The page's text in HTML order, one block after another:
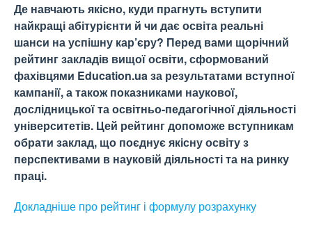
Де навчають якісно, куди прагнуть вступити
найкращі абітурієнти й чи дає освіта реальні
шанси на успішну кар’єру? Перед вами щорічний
рейтинг закладів вищої освіти, сформований
фахівцями Education.ua за результатами вступної
кампанії, а також показниками наукової,
дослідницької та освітньо-педагогічної діяльності
університетів. Цей рейтинг допоможе вступникам
обрати заклад, що поєднує якісну освіту з
перспективами в науковій діяльності та на ринку
праці.
Докладніше про рейтинг і формулу розрахунку